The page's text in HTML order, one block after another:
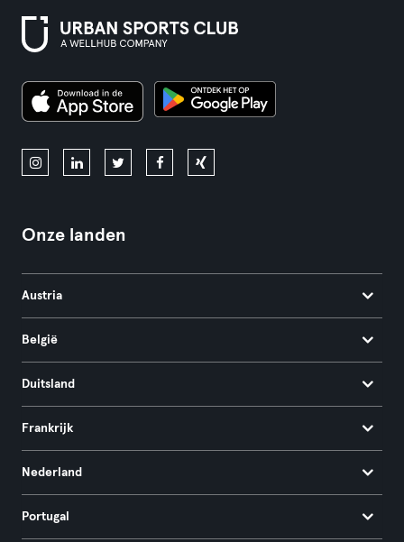
Onze landen
Austria
België
Duitsland
Frankrijk
Nederland
Portugal